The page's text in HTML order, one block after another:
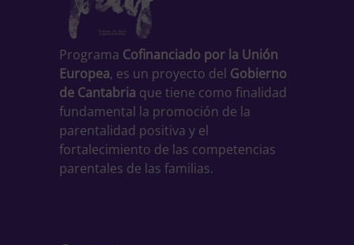
Programa Cofinanciado por la Unión
Europea, es un proyecto del Gobierno
de Cantabria que tiene como finalidad
fundamental la promoción de la
parentalidad positiva y el
fortalecimiento de las competencias
parentales de las familias.